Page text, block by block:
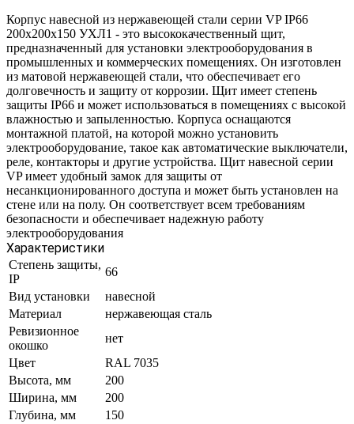
Корпус навесной из нержавеющей стали серии VP IP66
200х200х150 УХЛ1 - это высококачественный щит,
предназначенный для установки электрооборудования в
промышленных и коммерческих помещениях. Он изготовлен
из матовой нержавеющей стали, что обеспечивает его
долговечность и защиту от коррозии. Щит имеет степень
защиты IP66 и может использоваться в помещениях с высокой
влажностью и запыленностью. Корпуса оснащаются
монтажной платой, на которой можно установить
электрооборудование, такое как автоматические выключатели,
реле, контакторы и другие устройства. Щит навесной серии
VP имеет удобный замок для защиты от
несанкционированного доступа и может быть установлен на
стене или на полу. Он соответствует всем требованиям
безопасности и обеспечивает надежную работу
электрооборудования
Характеристики
Степень защиты,
IP
66
Вид установки
навесной
Материал
нержавеющая сталь
Ревизионное
окошко
нет
Цвет
RAL 7035
Высота, мм
200
Ширина, мм
200
Глубина, мм
150